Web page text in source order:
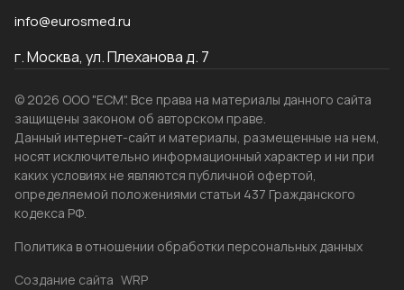
info@eurosmed.ru
г. Москва, ул. Плеханова д. 7
© 2026 ООО "ЕСМ". Все права на материалы данного сайта
защищены законом об авторском праве.
Данный интернет-сайт и материалы, размещенные на нем,
носят исключительно информационный характер и ни при
каких условиях не являются публичной офертой,
определяемой положениями статьи 437 Гражданского
кодекса РФ.
Политика в отношении обработки персональных данных
Создание сайта WRP